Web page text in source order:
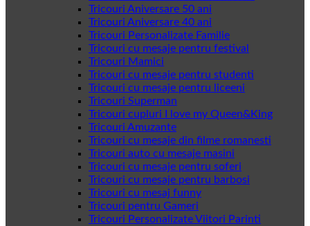
Tricouri Aniversare 50 ani
Tricouri Aniversare 40 ani
Tricouri Personalizate Familie
Tricouri cu mesaje pentru festival
Tricouri Mamici
Tricouri cu mesaje pentru studenti
Tricouri cu mesaje pentru liceeni
Tricouri Superman
Tricouri cupluri I love my Queen&King
Tricouri Amuzante
Tricouri cu mesaje din filme romanesti
Tricouri auto cu mesaje masini
Tricouri cu mesaje pentru soferi
Tricouri cu mesaje pentru barbosi
Tricouri cu mesaj funny
Tricouri pentru Gameri
Tricouri Personalizate Viitori Parinti